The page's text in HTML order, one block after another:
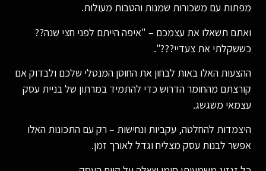
מפתות עם משכורות שמנות והטבות מעולות.
ואתם תשאלו את עצמכם – "איפה הייתם לפני חצי שנה??
כששקלתי את צעדיי???".
ההצעות האלו באות לבחון את החוסן המנטלי שלכם ולבדוק אם
קורצתם מהחומר הדרוש כדי להתמיד במרתון של בניית עסק
עצמאי משגשג.
היצמדות להחלטה, עקביות ונחישות – רק עם התכונות האלו
אפשר לבנות עסק מצליח וגדל לאורך זמן.